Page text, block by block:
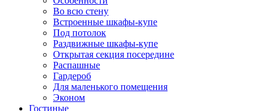
Во всю стену
Встроенные шкафы-купе
Под потолок
Раздвижные шкафы-купе
Открытая секция посередине
Распашные
Гардероб
Для маленького помещения
Эконом
Гостиные